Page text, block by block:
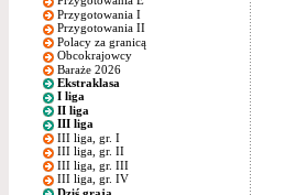
Przygotowania I
Przygotowania II
Polacy za granicą
Obcokrajowcy
Baraże 2026
Ekstraklasa
I liga
II liga
III liga
III liga, gr. I
III liga, gr. II
III liga, gr. III
III liga, gr. IV